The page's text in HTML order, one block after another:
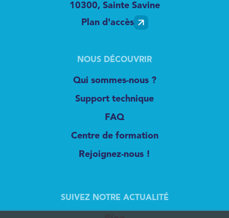
10300, Sainte Savine
Plan d'accès
NOUS DÉCOUVRIR
Qui sommes-nous ?
Support technique
FAQ
Centre de formation
Rejoignez-nous !
SUIVEZ NOTRE ACTUALITÉ